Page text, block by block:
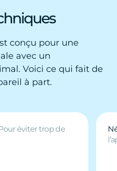
conçu pour une
avec un
Voici ce qui fait de
à part.
éviter trop de